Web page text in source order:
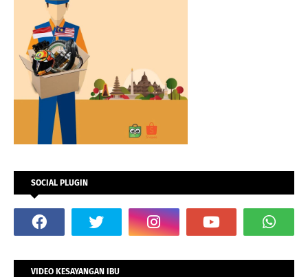
SOCIAL PLUGIN
VIDEO KESAYANGAN IBU